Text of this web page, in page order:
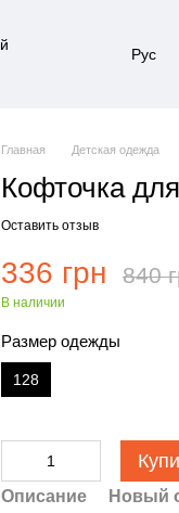
Рус
Главная Детская одежда
Кофточка
Оставить отзыв
336 грн 840
В наличии
Размер одежды
128
Описание Новый